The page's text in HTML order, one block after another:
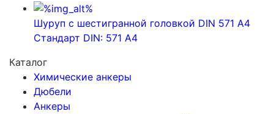
Шуруп с шестигранной головкой DIN 571 А4
Стандарт DIN: 571 А4
Каталог
Химические анкеры
Дюбели
Анкеры